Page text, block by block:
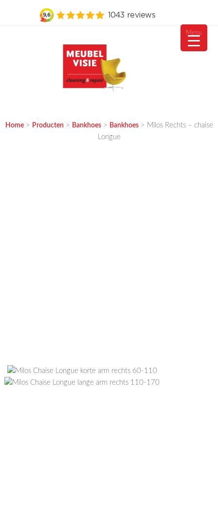
Home> Producten > Bankhoes> Bankhoes> Milos Rechts – chaise
Longue
Menu